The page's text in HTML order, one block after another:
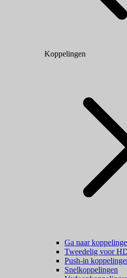
Koppelingen
Ga naar
Tweedelig voor
Push-in
Snelkoppelingen